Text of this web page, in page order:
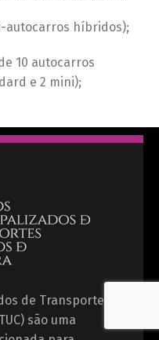
autocarros híbridos);
10 autocarros
e 2 mini);
de Transportes
são uma